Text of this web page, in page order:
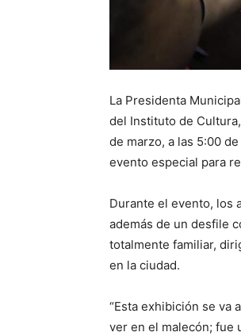
La Presidenta
del Instituto de
de marzo, a las 5:00
evento especial para
Durante el evento, los
además de un desfile
totalmente familiar,
en la ciudad.
“Esta exhibición se va
ver en el malecón; fue